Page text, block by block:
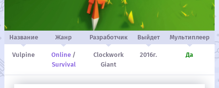
Название Жанр Разработчик Выйдет Мультиплеер
Vulpine Online /
Survival
Clockwork
Giant
2016г. Да